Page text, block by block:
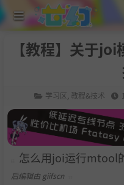
【教程】关于
学习区 教程&技术
怎么用joi运行mtool
后编辑由 giifscn